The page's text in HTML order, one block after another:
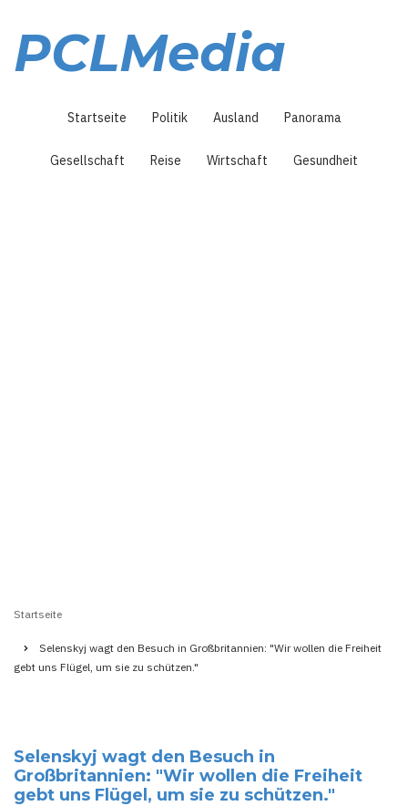
Inhalt
PCLMedia
Startseite Politik Ausland Panorama
Gesellschaft Reise Wirtschaft Gesundheit
Startseite
Selenskyj wagt den Besuch in Großbritannien: "Wir wollen die Freiheit
gebt uns Flügel, um sie zu schützen."
Selenskyj wagt den Besuch in
Großbritannien: "Wir wollen die Freiheit
gebt uns Flügel, um sie zu schützen."